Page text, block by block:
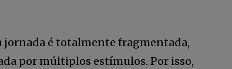
jornada é totalmente fragmentada,
por múltiplos estímulos. Por isso,